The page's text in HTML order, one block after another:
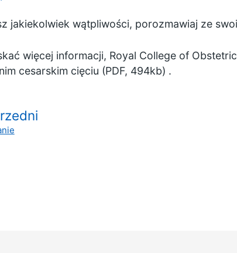
jakiekolwiek wątpliwości, porozmawiaj ze
więcej informacji, Royal College of
cesarskim cięciu (PDF, 494kb) .